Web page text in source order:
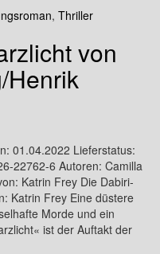
, Thriller
von
Henrik
01.04.2022 Lieferstatus:
22762-6 Autoren: Camilla
Katrin Frey Die Dabiri-
Katrin Frey Eine düstere
Morde und ein
ist der Auftakt der